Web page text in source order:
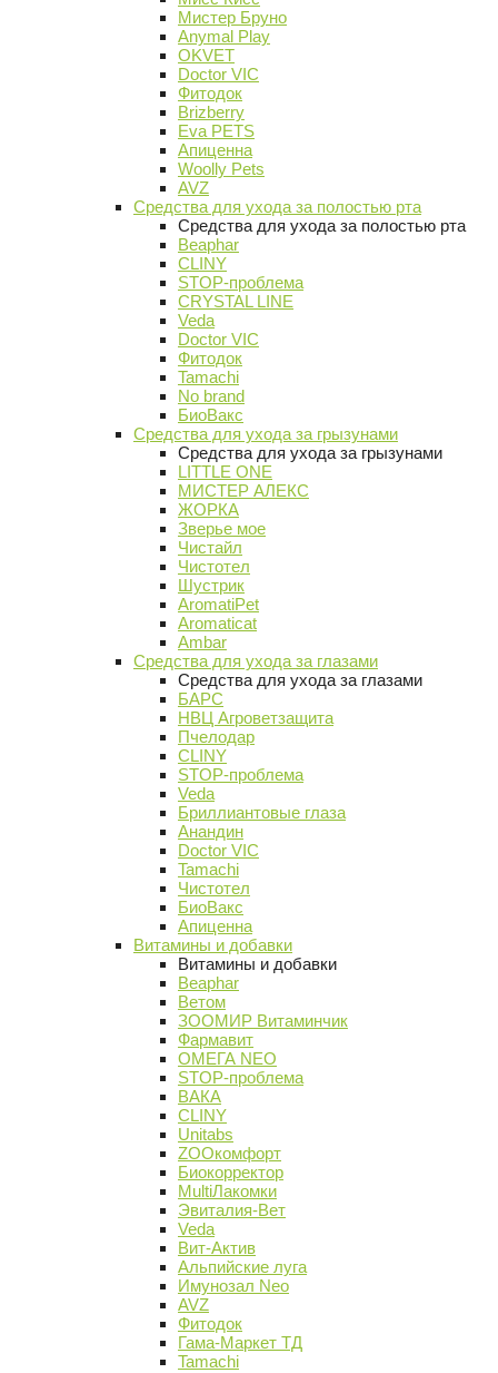
Мистер Бруно
Anymal Play
OKVET
Doctor VIC
Фитодок
Brizberry
Eva PETS
Апиценна
Woolly Pets
AVZ
Средства для ухода за полостью рта
Средства для ухода за полостью рта
Beaphar
CLINY
STOP-проблема
CRYSTAL LINE
Veda
Doctor VIC
Фитодок
Tamachi
No brand
БиоВакс
Средства для ухода за грызунами
Средства для ухода за грызунами
LITTLE ONE
МИСТЕР АЛЕКС
ЖОРКА
Зверье мое
Чистайл
Чистотел
Шустрик
AromatiPet
Aromaticat
Ambar
Средства для ухода за глазами
Средства для ухода за глазами
БАРС
НВЦ Агроветзащита
Пчелодар
CLINY
STOP-проблема
Veda
Бриллиантовые глаза
Анандин
Doctor VIC
Tamachi
Чистотел
БиоВакс
Апиценна
Витамины и добавки
Витамины и добавки
Beaphar
Ветом
ЗООМИР Витаминчик
Фармавит
ОМЕГА NEO
STOP-проблема
ВАКА
CLINY
Unitabs
ZOOкомфорт
Биокорректор
MultiЛакомки
Эвиталия-Вет
Veda
Вит-Актив
Альпийские луга
Имунозал Neo
AVZ
Фитодок
Гама-Маркет ТД
Tamachi